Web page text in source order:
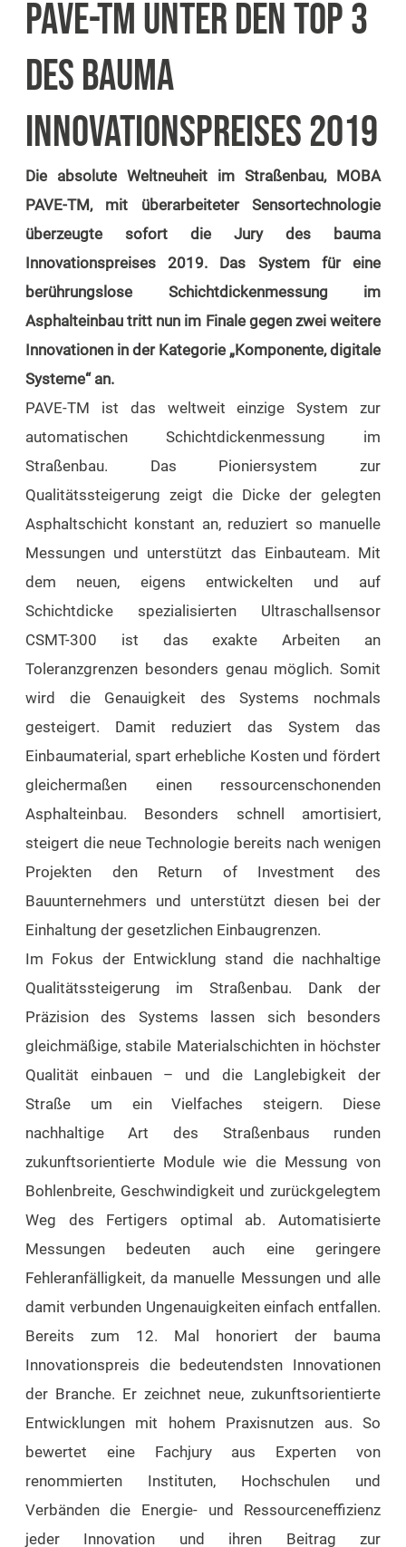
PAVE-TM UNTER DEN TOP 3
DES BAUMA
INNOVATIONSPREISES 2019
Die absolute Weltneuheit im Straßenbau, MOBA
PAVE-TM, mit überarbeiteter Sensortechnologie
überzeugte sofort die Jury des bauma
Innovationspreises 2019. Das System für eine
berührungslose Schichtdickenmessung im
Asphalteinbau tritt nun im Finale gegen zwei weitere
Innovationen in der Kategorie „Komponente, digitale
Systeme“ an.
PAVE-TM ist das weltweit einzige System zur
automatischen Schichtdickenmessung im
Straßenbau. Das Pioniersystem zur
Qualitätssteigerung zeigt die Dicke der gelegten
Asphaltschicht konstant an, reduziert so manuelle
Messungen und unterstützt das Einbauteam. Mit
dem neuen, eigens entwickelten und auf
Schichtdicke spezialisierten Ultraschallsensor
CSMT-300 ist das exakte Arbeiten an
Toleranzgrenzen besonders genau möglich. Somit
wird die Genauigkeit des Systems nochmals
gesteigert. Damit reduziert das System das
Einbaumaterial, spart erhebliche Kosten und fördert
gleichermaßen einen ressourcenschonenden
Asphalteinbau. Besonders schnell amortisiert,
steigert die neue Technologie bereits nach wenigen
Projekten den Return of Investment des
Bauunternehmers und unterstützt diesen bei der
Einhaltung der gesetzlichen Einbaugrenzen.
Im Fokus der Entwicklung stand die nachhaltige
Qualitätssteigerung im Straßenbau. Dank der
Präzision des Systems lassen sich besonders
gleichmäßige, stabile Materialschichten in höchster
Qualität einbauen – und die Langlebigkeit der
Straße um ein Vielfaches steigern. Diese
nachhaltige Art des Straßenbaus runden
zukunftsorientierte Module wie die Messung von
Bohlenbreite, Geschwindigkeit und zurückgelegtem
Weg des Fertigers optimal ab. Automatisierte
Messungen bedeuten auch eine geringere
Fehleranfälligkeit, da manuelle Messungen und alle
damit verbunden Ungenauigkeiten einfach entfallen.
Bereits zum 12. Mal honoriert der bauma
Innovationspreis die bedeutendsten Innovationen
der Branche. Er zeichnet neue, zukunftsorientierte
Entwicklungen mit hohem Praxisnutzen aus. So
bewertet eine Fachjury aus Experten von
renommierten Instituten, Hochschulen und
Verbänden die Energie- und Ressourceneffizienz
jeder Innovation und ihren Beitrag zur